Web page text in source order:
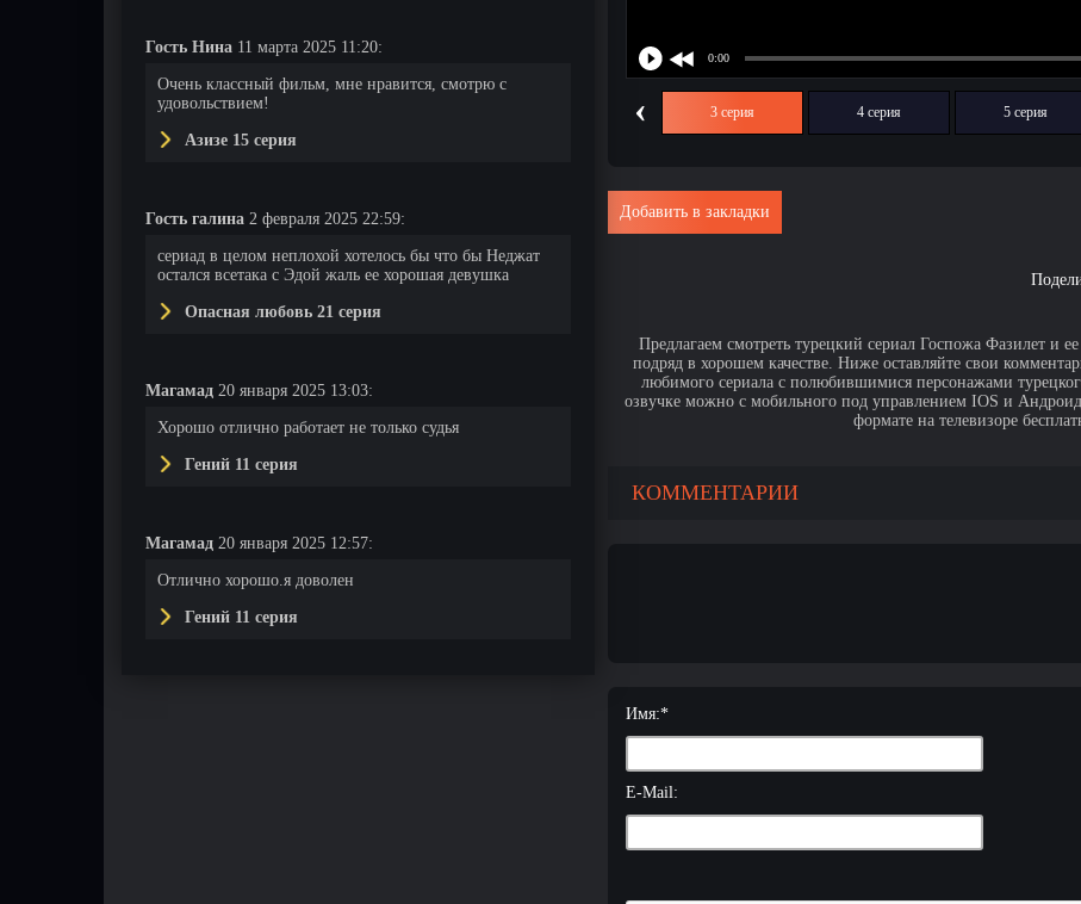
Гость Нина 11 марта 2025 11:20:
Очень классный фильм, мне нравится, смотрю с
удовольствием!
Азизе 15 серия
Гость галина 2 февраля 2025 22:59:
сериад в целом неплохой хотелось бы что бы Неджат
остался всетака с Эдой жаль ее хорошая девушка
Опасная любовь 21 серия
Магамад 20 января 2025 13:03:
Хорошо отлично работает не только судья
Гений 11 серия
Магамад 20 января 2025 12:57:
Отлично хорошо.я доволен
Гений 11 серия
‹ 3 серия 4 серия 5 серия
Добавить в закладки
Предлагаем смотреть турецкий сериал Госпожа Фазилет и
подряд в хорошем качестве. Ниже оставляйте свои
любимого сериала с полюбившимися персонажами
озвучке можно с мобильного под управлением IOS и
формате на телевизоре
КОММЕНТАРИИ
Имя:*
E-Mail: